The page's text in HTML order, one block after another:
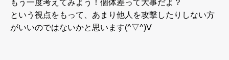
もう一度考えてみよう！個体差って大事だよ？
という視点をもって、あまり他人を攻撃したりしない方
がいいのではないかと思います(^▽^)V